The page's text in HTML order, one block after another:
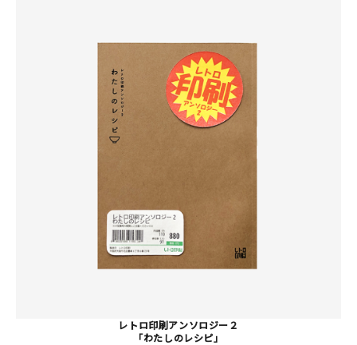
レトロ印刷アンソロジー２
「わたしのレシピ」